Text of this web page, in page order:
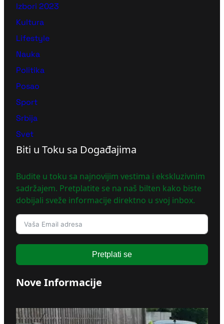
Izbori 2023
Kultura
Lifestyle
Nauka
Politika
Posao
Sport
Srbija
Svet
Biti u Toku sa Događajima
Budite u toku sa najnovijim vestima i ekskluzivnim
sadržajem. Pretplatite se na naš bilten kako biste
dobijali sveže informacije direktno u svoj inbox.
Pretplati se
Nove Informacije